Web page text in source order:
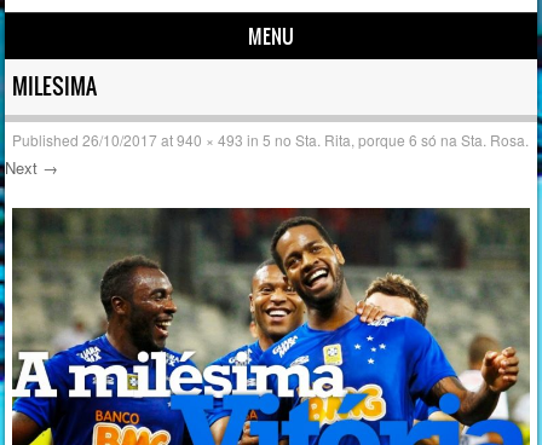
MENU
Skip to content
MILESIMA
Published26/10/2017at940 × 493 in5 no Sta. Rita, porque 6 só na Sta. Rosa.
Next →